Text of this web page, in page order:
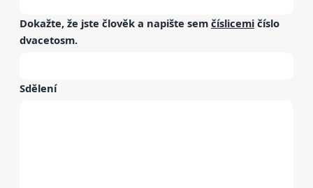
Dokažte, že jste člověk a napište sem číslicemi číslo
dvacetosm.
Sdělení